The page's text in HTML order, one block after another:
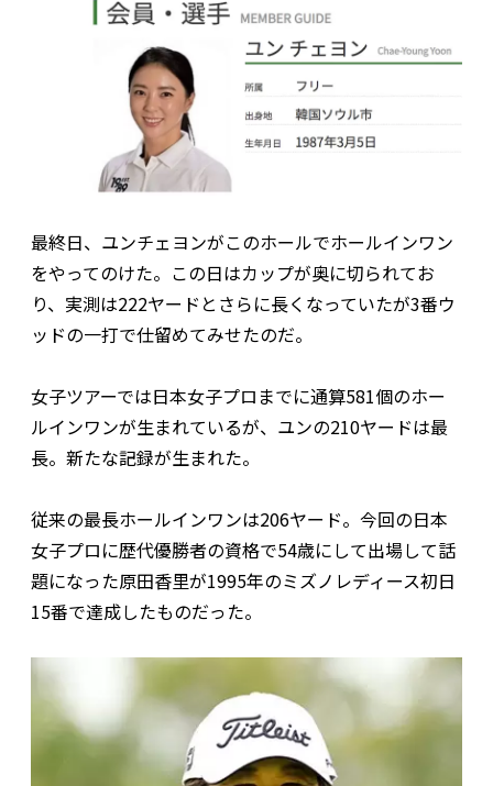
最終日、ユンチェヨンがこのホールでホールインワン
をやってのけた。この日はカップが奥に切られてお
り、実測は222ヤードとさらに長くなっていたが3番ウ
ッドの一打で仕留めてみせたのだ。
女子ツアーでは日本女子プロまでに通算581個のホー
ルインワンが生まれているが、ユンの210ヤードは最
長。新たな記録が生まれた。
従来の最長ホールインワンは206ヤード。今回の日本
女子プロに歴代優勝者の資格で54歳にして出場して話
題になった原田香里が1995年のミズノレディース初日
15番で達成したものだった。